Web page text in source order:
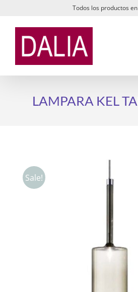
contenido
Todos los productos
LAMPARA KEL
Sale!